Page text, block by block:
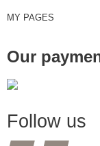
MY PAGES
Our
Follow us